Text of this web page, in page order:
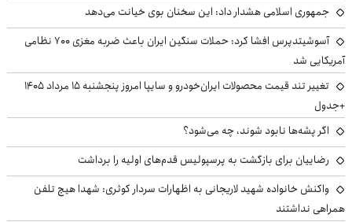
جمهوری اسلامی هشدار داد: این سخنان بوی خیانت می‌دهد
آسوشیتدپرس افشا کرد: حملات سنگین ایران باعث ضربه مغزی ۷۰۰ نظامی
آمریکایی شد
تغییر تند قیمت محصولات ایران‌خودرو و سایپا امروز پنجشنبه ۱۵ مرداد ۱۴۰۵
+جدول
اگر پشه‌ها نابود شوند، چه می‌شود؟
رضاییان برای بازگشت به پرسپولیس قدم‌های اولیه را برداشت
واکنش خانواده شهید لاریجانی به اظهارات سردار کوثری: شهدا هیچ تلفن
همراهی نداشتند